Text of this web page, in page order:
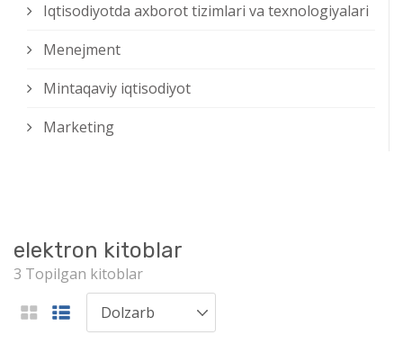
Iqtisodiyotda axborot tizimlari va texnologiyalari
Menejment
Mintaqaviy iqtisodiyot
Marketing
elektron kitoblar
3 Topilgan kitoblar